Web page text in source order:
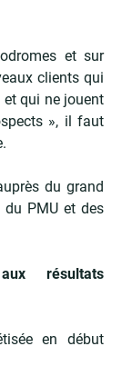
et sur
clients qui
et qui ne jouent
», il faut
du grand
du PMU et des
résultats
en début